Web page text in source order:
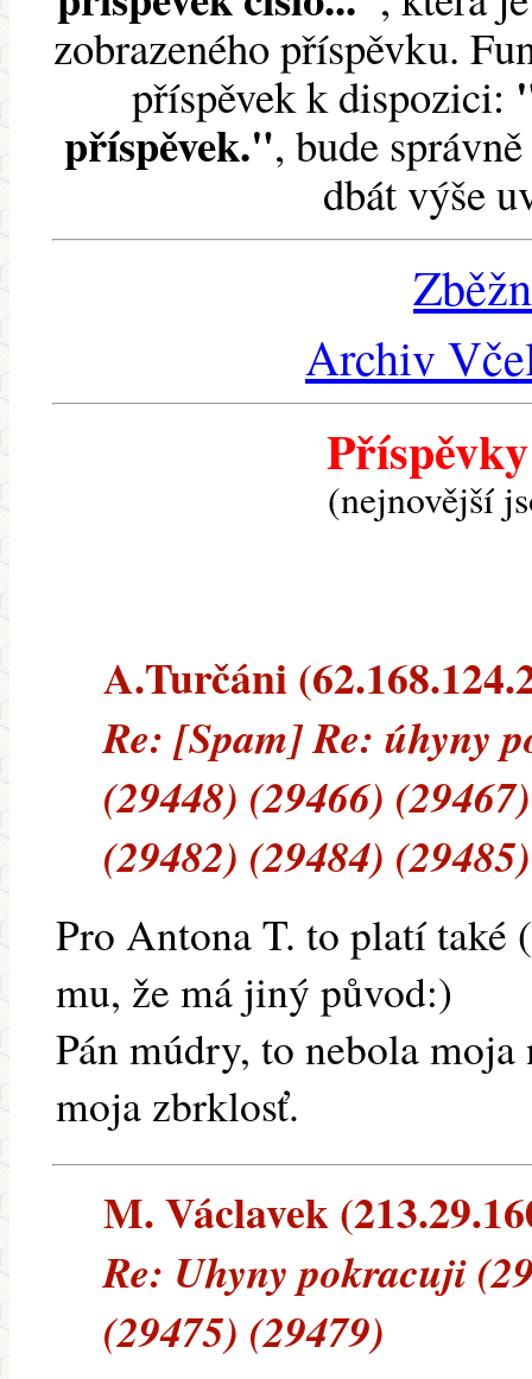
zobrazeného příspěvku.
příspěvek k dispozici:
příspěvek.", bude
dbát výše
Archiv
(nejnovější
A.Turčáni
Re: [Spam] Re: úhyny
(29448) (29466)
(29482) (29484) (29485)
Pro Antona T. to platí také
mu, že má jiný původ:)
Pán múdry, to nebola
moja zbrklosť.
M. Václavek
Re: Uhyny pokracuji
(29475) (29479)